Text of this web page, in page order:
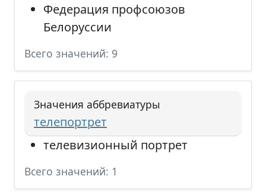
Федерация профсоюзов
Белоруссии
Всего значений: 9
Значения аббревиатуры
телепортрет
телевизионный портрет
Всего значений: 1